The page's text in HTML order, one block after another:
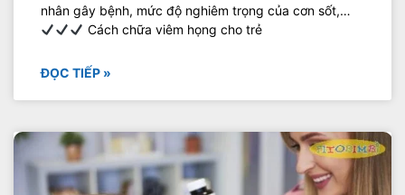
nhân gây bệnh, mức độ nghiêm trọng của cơn sốt,…
Cách chữa viêm họng cho trẻ
ĐỌC TIẾP »